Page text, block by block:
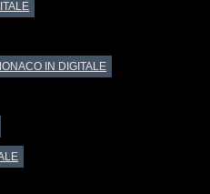
IN DIGITALE